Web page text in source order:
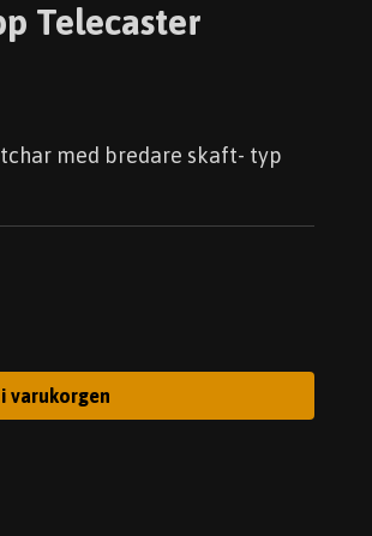
Telecaster
med bredare skaft- typ
varukorgen